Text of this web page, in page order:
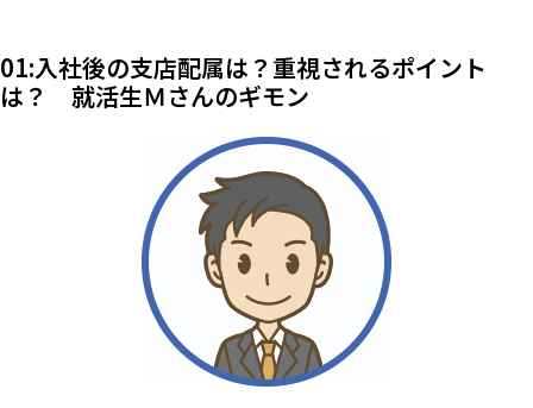
01:入社後の支店配属は？重視されるポイント
は？ 就活生Ｍさんのギモン